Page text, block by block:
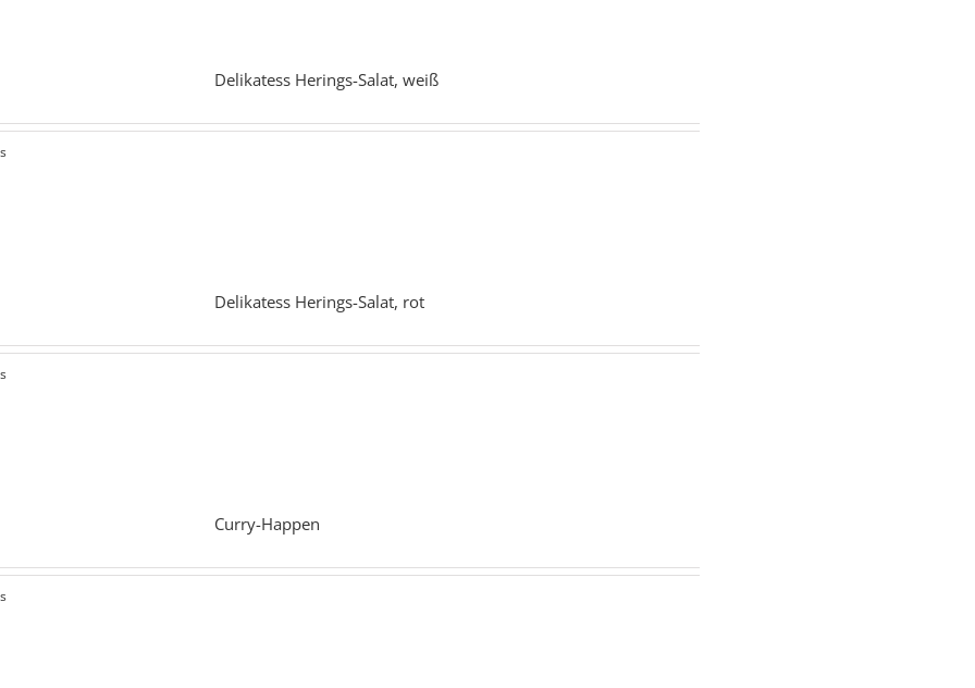
Delikatess Herings-Salat, weiß
Delikatess Herings-Salat, rot
Curry-Happen